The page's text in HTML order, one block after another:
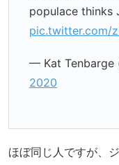
populace thinks
pic.twitter.com/
— Kat Tenbarge
2020
ほぼ同じ人ですが、